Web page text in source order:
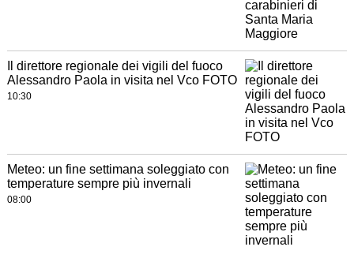
Il direttore regionale dei vigili del fuoco
Alessandro Paola in visita nel Vco FOTO
10:30
Meteo: un fine settimana soleggiato con
temperature sempre più invernali
08:00